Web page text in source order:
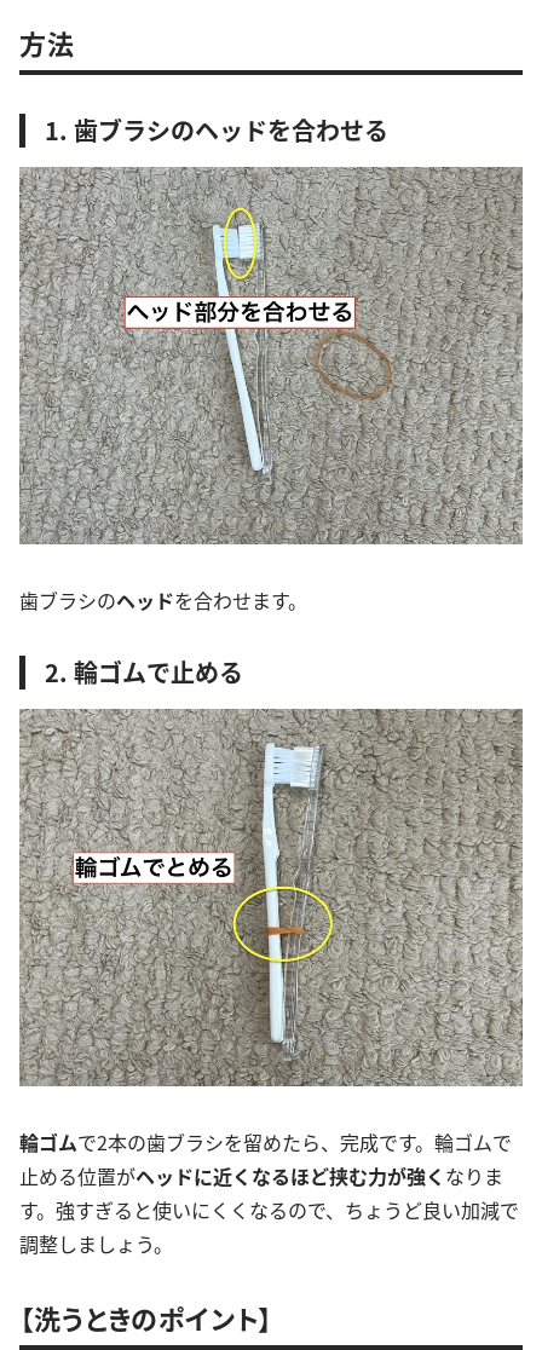
方法
1. 歯ブラシのヘッドを合わせる
歯ブラシのヘッドを合わせます。
2. 輪ゴムで止める
輪ゴムで2本の歯ブラシを留めたら、完成です。輪ゴムで
止める位置がヘッドに近くなるほど挟む力が強く なりま
す。強すぎると使いにくくなるので、ちょうど良い加減で
調整しましょう。
【洗うときのポイント】